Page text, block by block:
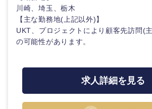
川崎、埼玉、栃木
【主な勤務地(上記以外)】
UKT、プロジェクトにより顧客先訪問(
の可能性があります。
求人詳細を見る